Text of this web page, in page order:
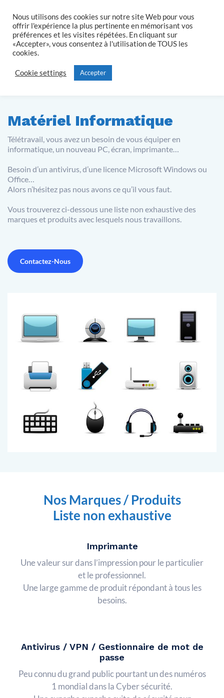
GB INFO HARDWARE
Matériel Informatique
Télétravail, vous avez un besoin de vous équiper en
informatique, un nouveau PC, écran, imprimante…
Besoin d’un antivirus, d’une licence Microsoft Windows ou
Office…
Alors n’hésitez pas nous avons ce qu’il vous faut.
Vous trouverez ci-dessous une liste non exhaustive des
marques et produits avec lesquels nous travaillons.
Contactez-Nous
Nos Marques / Produits
Liste non exhaustive
Imprimante
Une valeur sur dans l’impression pour le particulier
et le professionnel.
Une large gamme de produit répondant à tous les
besoins.
Antivirus / VPN / Gestionnaire de mot de
passe
Peu connu du grand public pourtant un des numéros
1 mondial dans la Cyber sécurité.
Nous utilisons des cookies sur notre site Web pour vous
offrir l'expérience la plus pertinente en mémorisant vos
préférences et les visites répétées. En cliquant sur
«Accepter», vous consentez à l'utilisation de TOUS les
cookies.
Cookie settings Accepter